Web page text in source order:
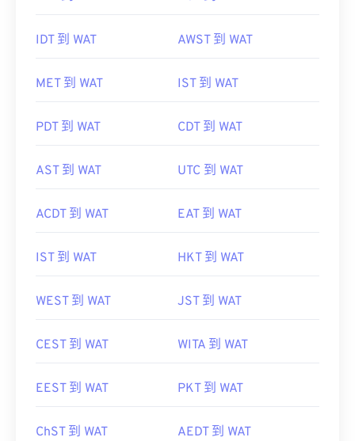
IDT 到 WAT AWST 到 WAT
MET 到 WAT IST 到 WAT
PDT 到 WAT CDT 到 WAT
AST 到 WAT UTC 到 WAT
ACDT 到 WAT EAT 到 WAT
IST 到 WAT HKT 到 WAT
WEST 到 WAT JST 到 WAT
CEST 到 WAT WITA 到 WAT
EEST 到 WAT PKT 到 WAT
ChST 到 WAT AEDT 到 WAT